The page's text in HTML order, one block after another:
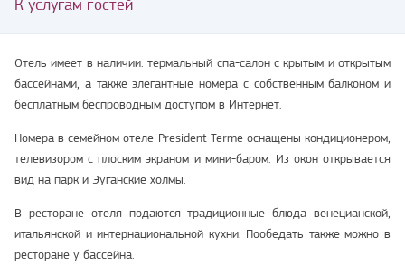
К услугам гостей
Отель имеет в наличии: термальный спа-салон с крытым и открытым
бассейнами, а также элегантные номера с собственным балконом и
бесплатным беспроводным доступом в Интернет.
Номера в семейном отеле President Terme оснащены кондиционером,
телевизором с плоским экраном и мини-баром. Из окон открывается
вид на парк и Эуганские холмы.
В ресторане отеля подаются традиционные блюда венецианской,
итальянской и интернациональной кухни. Пообедать также можно в
ресторане у бассейна.